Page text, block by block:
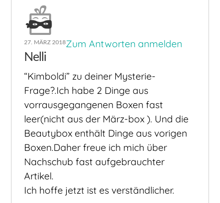
27. MÄRZ 2018Zum Antworten anmelden
Nelli
“Kimboldi” zu deiner Mysterie-
Frage?.Ich habe 2 Dinge aus
vorrausgegangenen Boxen fast
leer(nicht aus der März-box ). Und die
Beautybox enthält Dinge aus vorigen
Boxen.Daher freue ich mich über
Nachschub fast aufgebrauchter
Artikel.
Ich hoffe jetzt ist es verständlicher.